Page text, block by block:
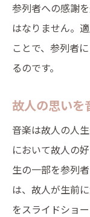
参列者への感謝
はなりません。
ことで、参列者
るのです。
故人の思いを
音楽は故人の人
において故人の
生の一部を参列
は、故人が生前
をスライドショ